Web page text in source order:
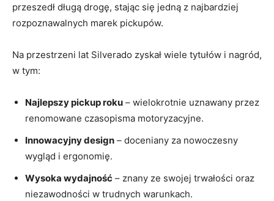
przeszedł długą drogę, stając się jedną z najbardziej
rozpoznawalnych marek pickupów.
Na przestrzeni lat Silverado zyskał wiele tytułów i nagród,
w tym:
Najlepszy pickup roku – wielokrotnie uznawany przez
renomowane czasopisma motoryzacyjne.
Innowacyjny design – doceniany za nowoczesny
wygląd i ergonomię.
Wysoka wydajność – znany ze swojej trwałości oraz
niezawodności w trudnych warunkach.